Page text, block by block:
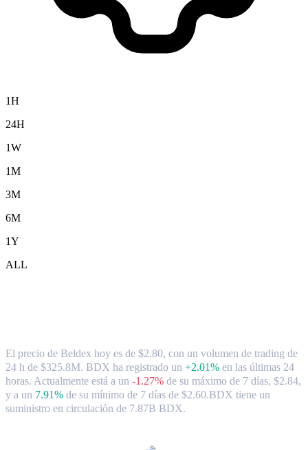
1H
24H
1W
1M
3M
6M
1Y
ALL
El precio de Beldex hoy es de $2.80, con un volumen de trading de
24 h de $325.8M. BDX ha registrado un +2.01% en las últimas 24
horas. Actualmente está a un -1.27% de su máximo de 7 días, $2.84,
y a un 7.91% de su mínimo de 7 días de $2.60.BDX tiene un
suministro en circulación de 7.87B BDX.